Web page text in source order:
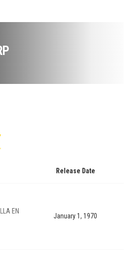
Release Date
EN
January 1, 1970